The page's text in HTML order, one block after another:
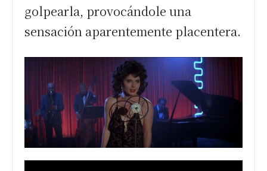
golpearla, provocándole una
sensación aparentemente placentera.